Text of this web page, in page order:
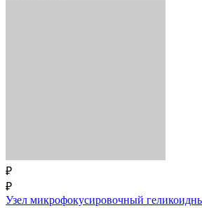
₽
₽
Узел микрофокусировочный